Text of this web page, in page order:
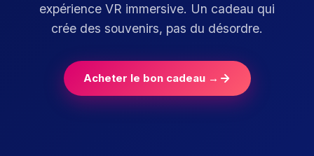
expérience VR immersive. Un cadeau qui
crée des souvenirs, pas du désordre.
Acheter le bon cadeau →